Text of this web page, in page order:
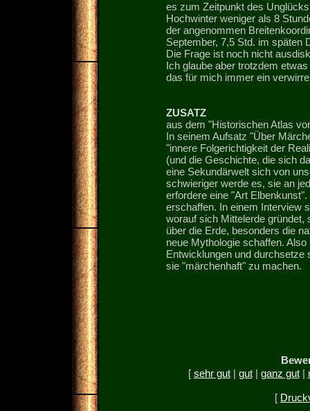
es zum Zeitpunkt des
Hochwinter weniger als 8
der angenommen
September, 7,5 Std. im späten
Die Frage ist noch nicht
Ich glaube aber trotzdem
das für mich immer ein
ZUSATZ
aus dem "Historischen Atlas
In seinem Aufsatz "Über
"innere Folgerichtigkeit der
(und die Geschichte, die sich
eine Sekundärwelt sich von
schwieriger werde es, sie an
erfordere eine "Art
erschaffen. In einem Interview
worauf sich Mittelerde gründet,
über die Erde, besonders die
neue Mythologie schaffen.
Entwicklungen und durchsetze
sie "märchenhaft" zu machen.
[ sehr gut| gut| ganz gut|
[